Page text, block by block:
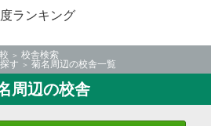
ランキング
校舎検索
す
菊名周辺の校舎一覧
周辺の校舎